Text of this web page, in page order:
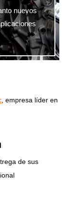
nuevos
, empresa líder en
de sus